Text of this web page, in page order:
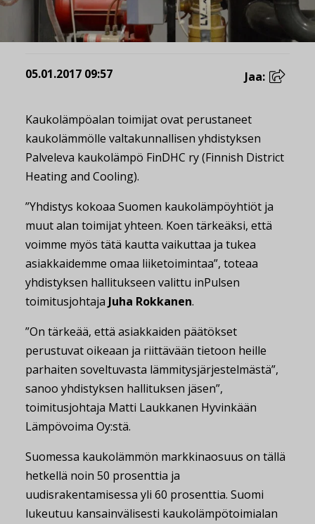
05.01.2017 09:57 Jaa:
Kaukolämpöalan toimijat ovat perustaneet
kaukolämmölle valtakunnallisen yhdistyksen
Palveleva kaukolämpö FinDHC ry (Finnish District
Heating and Cooling).
”Yhdistys kokoaa Suomen kaukolämpöyhtiöt ja
muut alan toimijat yhteen. Koen tärkeäksi, että
voimme myös tätä kautta vaikuttaa ja tukea
asiakkaidemme omaa liiketoimintaa”, toteaa
yhdistyksen hallitukseen valittu inPulsen
toimitusjohtaja Juha Rokkanen.
”On tärkeää, että asiakkaiden päätökset
perustuvat oikeaan ja riittävään tietoon heille
parhaiten soveltuvasta lämmitysjärjestelmästä”,
sanoo yhdistyksen hallituksen jäsen”,
toimitusjohtaja Matti Laukkanen Hyvinkään
Lämpövoima Oy:stä.
Suomessa kaukolämmön markkinaosuus on tällä
hetkellä noin 50 prosenttia ja
uudisrakentamisessa yli 60 prosenttia. Suomi
lukeutuu kansainvälisesti kaukolämpötoimialan